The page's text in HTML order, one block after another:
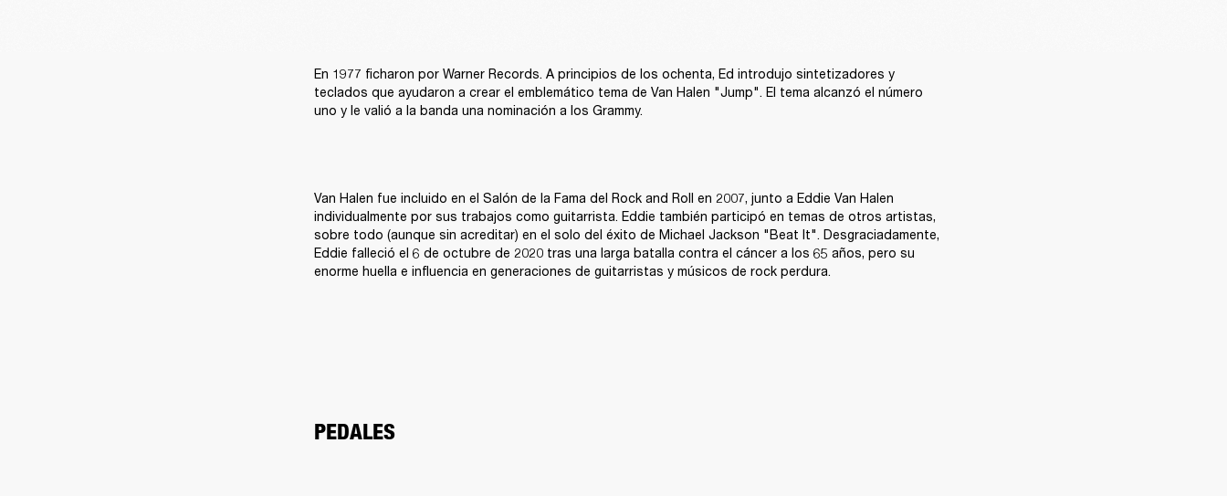
En 1977 ficharon por Warner Records. A principios de los ochenta, Ed introdujo sintetizadores y
teclados que ayudaron a crear el emblemático tema de Van Halen "Jump". El tema alcanzó el número
uno y le valió a la banda una nominación a los Grammy.
Van Halen fue incluido en el Salón de la Fama del Rock and Roll en 2007, junto a Eddie Van Halen
individualmente por sus trabajos como guitarrista. Eddie también participó en temas de otros artistas,
sobre todo (aunque sin acreditar) en el solo del éxito de Michael Jackson "Beat It". Desgraciadamente,
Eddie falleció el 6 de octubre de 2020 tras una larga batalla contra el cáncer a los 65 años, pero su
enorme huella e influencia en generaciones de guitarristas y músicos de rock perdura.
PEDALES